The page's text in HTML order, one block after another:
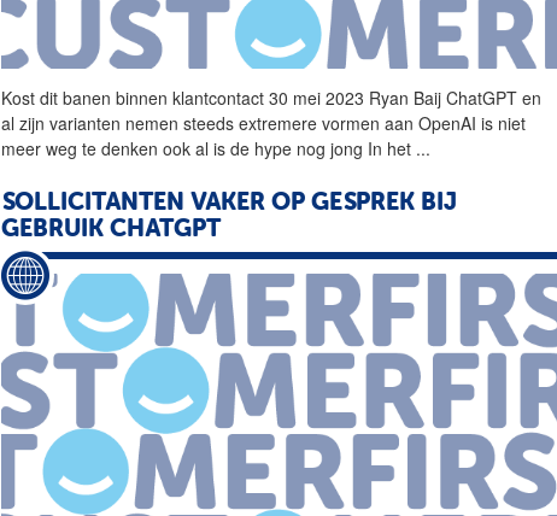
Kost dit banen binnen klantcontact 30 mei 2023 Ryan BaijChatGPT en
al zijn varianten nemen steeds extremere vormen aan OpenAI is niet
meer weg te denken ook al is de hype nog jong In het ...
SOLLICITANTEN VAKER OP GESPREK BIJ
GEBRUIKCHATGPT